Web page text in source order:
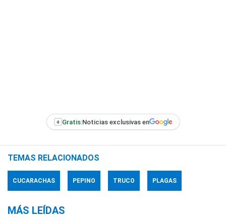
+ Gratis:Noticias exclusivas en
TEMAS RELACIONADOS
CUCARACHAS PEPINO TRUCO PLAGAS
MÁS LEÍDAS